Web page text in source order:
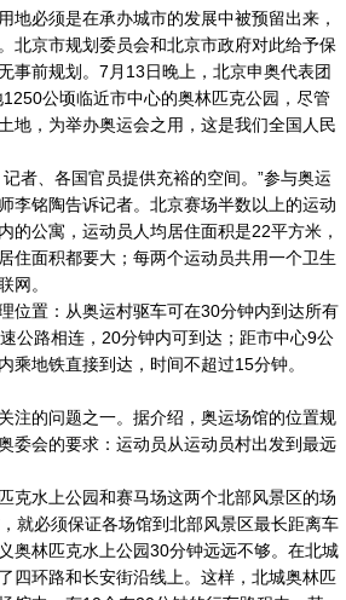
必须是在承办城市的发展中被预留出来，
北京市规划委员会和北京市政府对此给予保
事前规划。7月13日晚上，北京申奥代表团
公顷临近市中心的奥林匹克公园，尽管
地，为举办奥运会之用，这是我们全国人民
、各国官员提供充裕的空间。”参与奥运
李铭陶告诉记者。北京赛场半数以上的运动
的公寓，运动员人均居住面积是22平方米，
住面积都要大；每两个运动员共用一个卫生
网。
置：从奥运村驱车可在30分钟内到达所有
公路相连，20分钟内可到达；距市中心9公
乘地铁直接到达，时间不超过15分钟。
的问题之一。据介绍，奥运场馆的位置规
委会的要求：运动员从运动员村出发到最远
水上公园和赛马场这两个北部风景区的场
就必须保证各场馆到北部风景区最长距离车
奥林匹克水上公园30分钟远远不够。在北城
四环路和长安街沿线上。这样，北城奥林匹